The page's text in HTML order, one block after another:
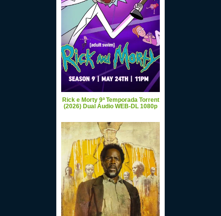
Rick e Morty 9ª Temporada Torrent
(2026) Dual Áudio WEB-DL 1080p